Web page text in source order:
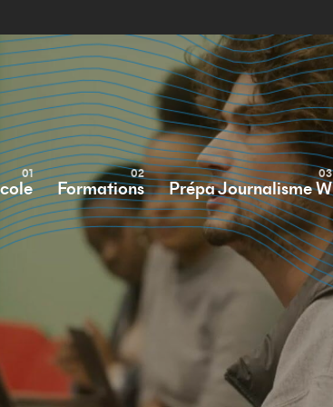
Formations Prépa Journalisme W